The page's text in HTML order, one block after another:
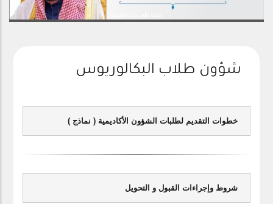
شؤون طلاب البكالوريوس
خطوات التقديم لطلبات الشؤون الأكاديمية ( نماذج )
شروط وإجراءات القبول و التحويل